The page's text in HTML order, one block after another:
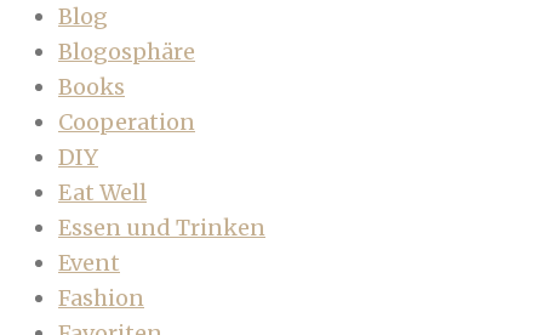
Blog
Blogosphäre
Books
Cooperation
DIY
Eat Well
Essen und Trinken
Event
Fashion